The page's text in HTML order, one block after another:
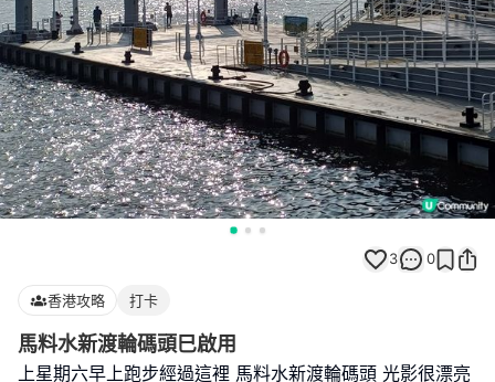
3 0
香港攻略 打卡
馬料水新渡輪碼頭巳啟用
上星期六早上跑步經過這裡 馬料水新渡輪碼頭 光影很漂亮